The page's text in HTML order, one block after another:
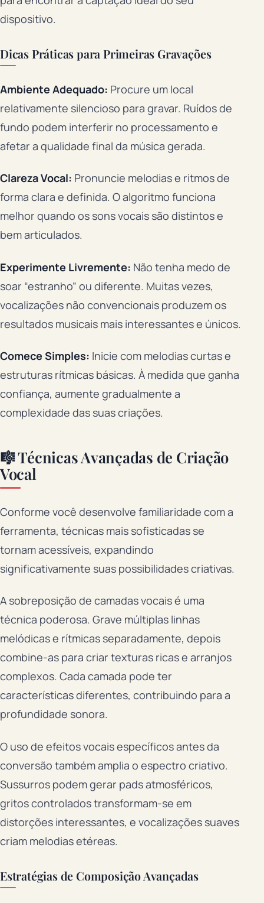
dispositivo.
Dicas Práticas para Primeiras Gravações
Ambiente Adequado: Procure um local
relativamente silencioso para gravar. Ruídos de
fundo podem interferir no processamento e
afetar a qualidade final da música gerada.
Clareza Vocal: Pronuncie melodias e ritmos de
forma clara e definida. O algoritmo funciona
melhor quando os sons vocais são distintos e
bem articulados.
Experimente Livremente: Não tenha medo de
soar “estranho” ou diferente. Muitas vezes,
vocalizações não convencionais produzem os
resultados musicais mais interessantes e únicos.
Comece Simples: Inicie com melodias curtas e
estruturas rítmicas básicas. À medida que ganha
confiança, aumente gradualmente a
complexidade das suas criações.
🎼 Técnicas Avançadas de Criação
Vocal
Conforme você desenvolve familiaridade com a
ferramenta, técnicas mais sofisticadas se
tornam acessíveis, expandindo
significativamente suas possibilidades criativas.
A sobreposição de camadas vocais é uma
técnica poderosa. Grave múltiplas linhas
melódicas e rítmicas separadamente, depois
combine-as para criar texturas ricas e arranjos
complexos. Cada camada pode ter
características diferentes, contribuindo para a
profundidade sonora.
O uso de efeitos vocais específicos antes da
conversão também amplia o espectro criativo.
Sussurros podem gerar pads atmosféricos,
gritos controlados transformam-se em
distorções interessantes, e vocalizações suaves
criam melodias etéreas.
Estratégias de Composição Avançadas